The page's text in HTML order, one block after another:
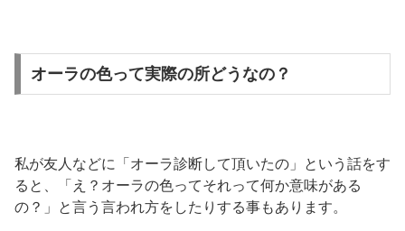
オーラの色って実際の所どうなの？
私が友人などに「オーラ診断して頂いたの」という話をす
ると、「え？オーラの色ってそれって何か意味がある
の？」と言う言われ方をしたりする事もあります。